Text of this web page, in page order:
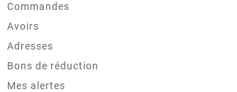
Commandes
Avoirs
Adresses
Bons de réduction
Mes alertes